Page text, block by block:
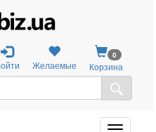
Желаемые
0
Корзина